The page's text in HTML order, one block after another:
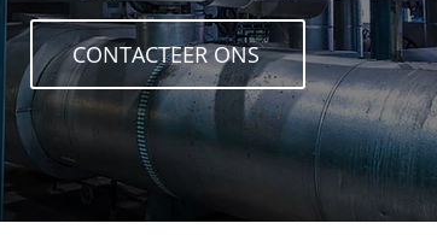
CONTACTEER ONS